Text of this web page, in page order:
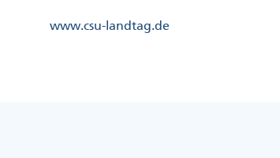
Kopfzeile
www.csu-landtag.de